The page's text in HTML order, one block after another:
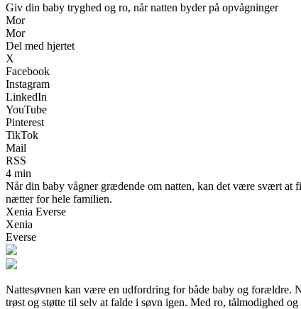
Giv din baby tryghed og ro, når natten byder på opvågninger
Mor
Mor
Del med hjertet
X
Facebook
Instagram
LinkedIn
YouTube
Pinterest
TikTok
Mail
RSS
4 min
Når din baby vågner grædende om natten, kan det være svært at
nætter for hele familien.
Xenia Everse
Xenia
Everse
Nattesøvnen kan være en udfordring for både baby og forældre.
trøst og støtte til selv at falde i søvn igen. Med ro, tålmodighed